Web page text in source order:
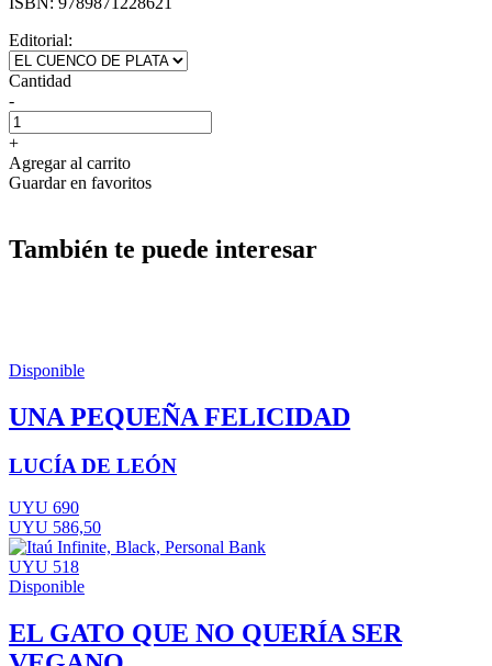
Editorial:
Cantidad
-
+
Agregar al carrito
Guardar en favoritos
También te puede interesar
Disponible
UNA PEQUEÑA FELICIDAD
LUCÍA DE LEÓN
UYU 690
UYU 586,50
UYU 518
Disponible
EL GATO QUE NO QUERÍA SER